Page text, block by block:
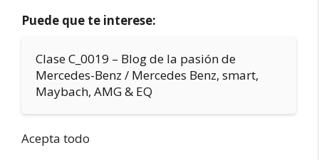
Puede que te interese:
Clase C_0019 – Blog de la pasión de
Mercedes-Benz / Mercedes Benz, smart,
Maybach, AMG & EQ
Acepta todo